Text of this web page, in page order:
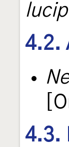
4.2.
4.3.